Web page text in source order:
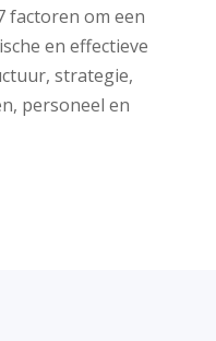
factoren om een
en effectieve
strategie,
personeel en